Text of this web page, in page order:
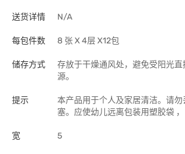
送货详情 N/A
每包件数 8 张 X 4层 X12包
储存方式
存放于干燥通风处，避免受阳光
源。
提示
本产品用于个人及家居清洁。请勿
塞。应使幼儿远离包装用塑胶袋 ，
宽 5